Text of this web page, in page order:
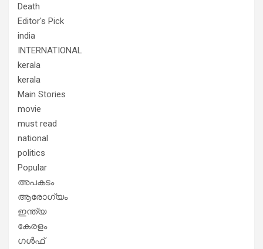
Death
Editor's Pick
india
INTERNATIONAL
kerala
kerala
Main Stories
movie
must read
national
politics
Popular
അപകടം
ആരോഗ്യം
ഇന്ത്യ
കേരളം
ഗൾഫ്